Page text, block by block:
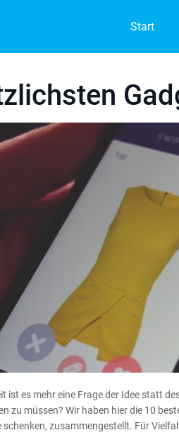
Start
ist es mehr eine Frage der Idee statt
zu müssen? Wir haben hier die 10
zusammengestellt. Für